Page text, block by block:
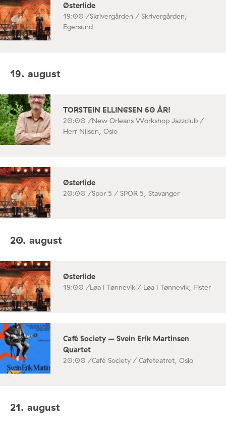
Østerlide
19:00 /Skrivergården / Skrivergården,
Egersund
19. august
TORSTEIN ELLINGSEN 60 ÅR!
20:00 /New Orleans Workshop Jazzclub /
Herr Nilsen, Oslo
Østerlide
20:00 /Spor 5 / SPOR 5, Stavanger
20. august
Østerlide
19:00 /Løa i Tønnevik / Løa i Tønnevik, Fister
Café Society – Svein Erik Martinsen
Quartet
20:00 /Café Society / Cafeteatret, Oslo
21. august